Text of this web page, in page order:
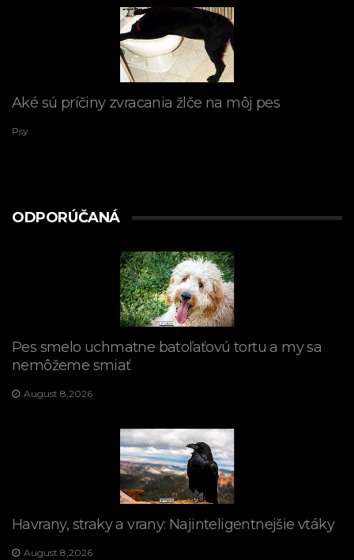
Aké sú príčiny zvracania žlče na môj pes
Psy
ODPORÚČANÁ
Pes smelo uchmatne batoľaťovú tortu a my sa
nemôžeme smiať
August 8,2026
Havrany, straky a vrany: Najinteligentnejšie vtáky
August 8,2026